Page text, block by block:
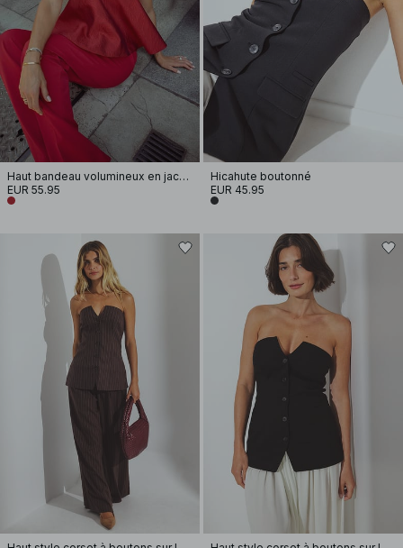
Haut bandeau volumineux en jacquard
EUR 55.95
Hicahute boutonné
EUR 45.95